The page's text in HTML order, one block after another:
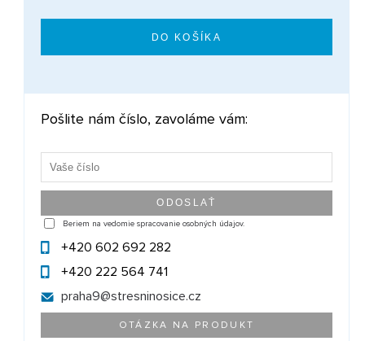
Pošlite nám číslo, zavoláme vám:
Beriem na vedomie spracovanie osobných údajov.
+420 602 692 282
+420 222 564 741
praha9@stresninosice.cz
OTÁZKA NA PRODUKT